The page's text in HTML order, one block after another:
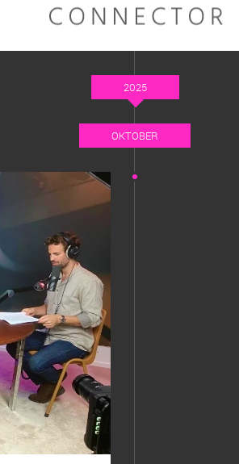
2025
OKTOBER